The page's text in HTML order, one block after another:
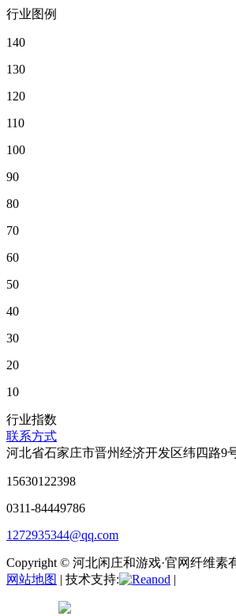
行业图例
140
130
120
110
100
90
80
70
60
50
40
30
20
10
行业指数
联系方式
河北省石家庄市晋州经济开发区纬四路9
15630122398
0311-84449786
1272935344@qq.com
Copyright © 河北闲庄和游戏·官网纤维素
网站地图 | 技术支持: |